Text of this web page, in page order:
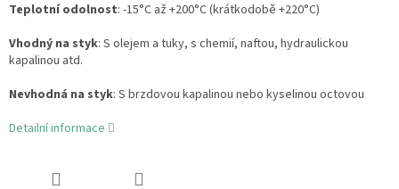
Teplotní odolnost: -15°C až +200°C (krátkodobě +220°C)
Vhodný na styk: S olejem a tuky, s chemií, naftou, hydraulickou
kapalinou atd.
Nevhodná na styk: S brzdovou kapalinou nebo kyselinou octovou
Detailní informace